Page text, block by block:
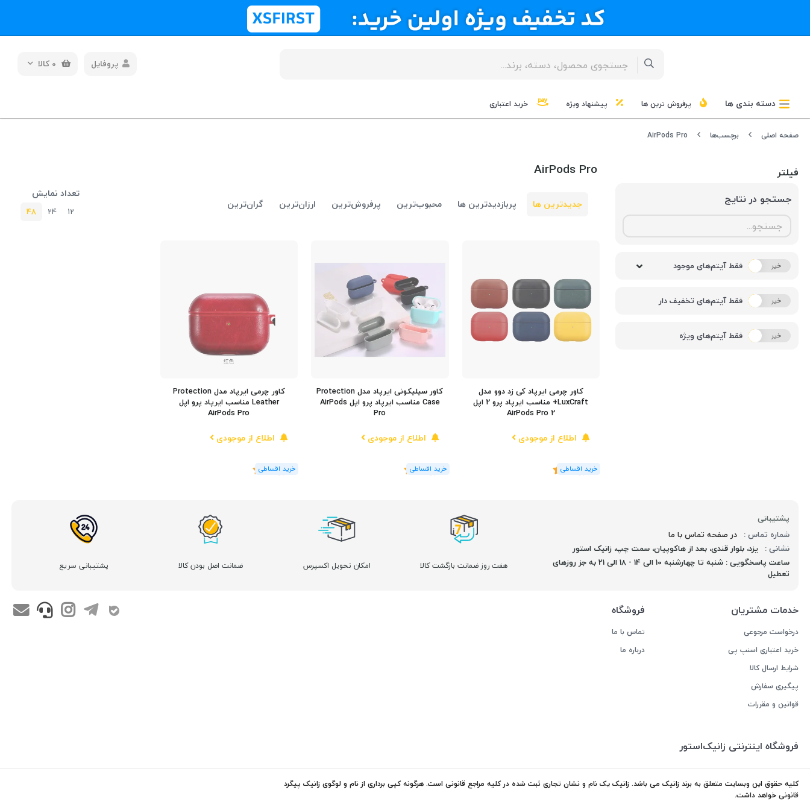
0 کالا پروفایل
دسته بندی ها پرفروش ترین ها پیشنهاد ویژه خرید اعتباری
صفحه اصلی برچسب‌ها AirPods Pro
فیلتر
جستجو در نتایج
بله خیر فقط آیتم‌های موجود
بله خیر فقط آیتم‌های تخفیف دار
بله خیر فقط آیتم‌های ویژه
AirPods Pro
جدیدترین ها پربازدیدترین ها محبوب‌‌ترین پرفروش‌ترین ارزان‌ترین گران‌ترین
تعداد نمایش
12
24
48
کاور چرمی ایرپاد کی زد دوو مدل
LuxCraft+ مناسب ایرپاد پرو 2 اپل
AirPods Pro 2
اطلاع از موجودی
(2 رای)
5
کاور سیلیکونی ایرپاد مدل Protection
Case مناسب ایرپاد پرو اپل AirPods
Pro
اطلاع از موجودی
(1رای)
5
کاور چرمی ایرپاد مدل Protection
Leather مناسب ایرپاد پرو اپل
AirPods Pro
اطلاع از موجودی
(1رای)
5
پشتیبانی
شماره تماس : در صفحه تماس با ما
نشانی : یزد، بلوار قندی، بعد از هاکوپیان، سمت چپ، زانیک استور
ساعت پاسخگویی : شنبه تا چهارشنبه 10 الی 14 - 18 الی 21 به جز روزهای
تعطیل
هفت روز ضمانت بازگشت کالا امکان تحویل اکسپرس ضمانت اصل بودن کالا پشتیبانی سریع
خدمات مشتریان
درخواست مرجوعی
خرید اعتباری اسنپ پی
شرایط ارسال کالا
پیگیری سفارش
قوانین و مقررات
فروشگاه
تماس با ما
درباره ما
فروشگاه اینترنتی زانیک‌استور
کلیه حقوق این وبسایت متعلق به برند زانیک می باشد. زانیک یک نام و نشان تجاری ثبت شده در کلیه مراجع قانونی است. هرگونه کپی برداری از نام و لوگوی زانیک پیگرد
قانونی خواهد داشت.